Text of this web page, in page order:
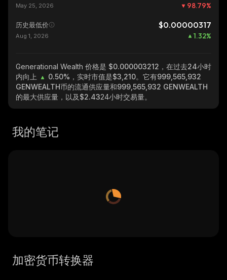
May 25, 2026 98.79%
历史最低价 $0.00000317
Aug 1, 2026 1.32%
Generational Wealth 价格是 $0.000003212，在过去24小时
内向上
0.50% ，实时市值是$3,210。它有999,565,932
GENWEALTH币的流通供应量和999,565,932 GENWEALTH
的最大供应量，以及$2.4324小时交易量。
我的笔记
加密货币转换器